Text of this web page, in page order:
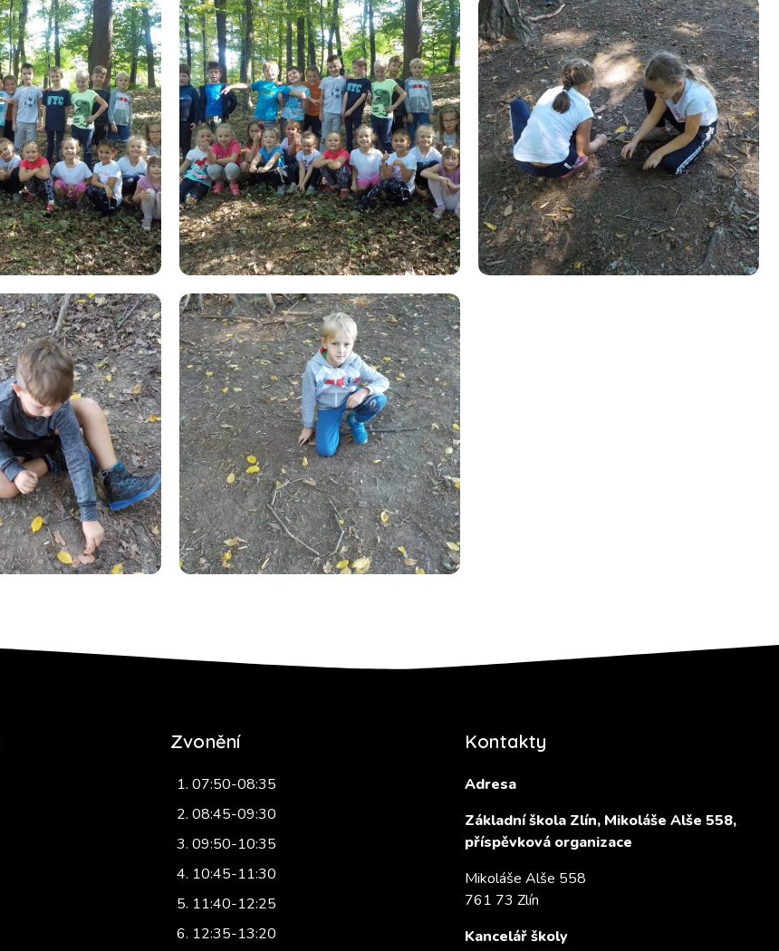
Zvonění
07:50-08:35
08:45-09:30
09:50-10:35
10:45-11:30
11:40-12:25
12:35-13:20
Kontakty
Adresa
Základní škola Zlín, Mikoláše Alše 558,
příspěvková organizace
Mikoláše Alše 558
761 73 Zlín
Kancelář školy